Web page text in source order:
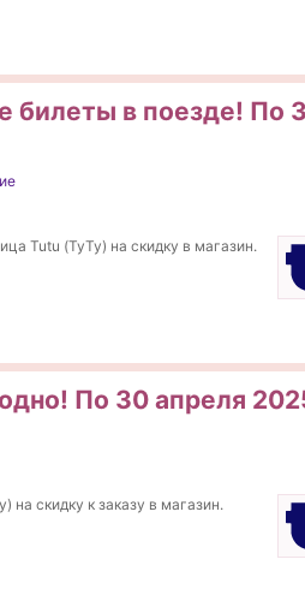
билеты в поезде! По
Tutu (ТуТу) на скидку в магазин.
По 30 апреля
скидку к заказу в магазин.